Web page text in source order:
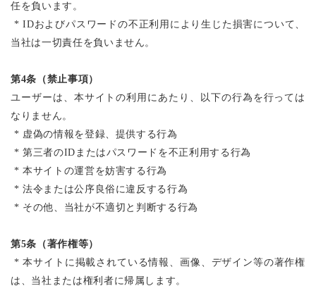
任を負います。
* IDおよびパスワードの不正利用により生じた損害について、
当社は一切責任を負いません。
第4条（禁止事項）
ユーザーは、本サイトの利用にあたり、以下の行為を行っては
なりません。
* 虚偽の情報を登録、提供する行為
* 第三者のID またはパスワードを不正利用する行為
* 本サイトの運営を妨害する行為
* 法令または公序良俗に違反する行為
* その他、当社が不適切と判断する行為
第5条（著作権等）
*本サイトに掲載されている情報、画像、デザイン等の著作権
は、当社または権利者に帰属します。